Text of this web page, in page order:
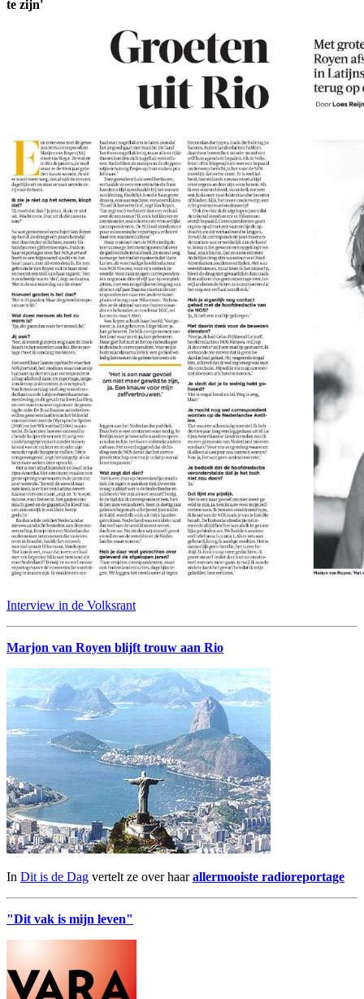
te zijn'
Interview in de Volksrant
Marjon van Royen blijft trouw aan Rio
In Dit is de Dag vertelt ze over haarallermooiste radioreportage
"Dit vak is mijn leven"